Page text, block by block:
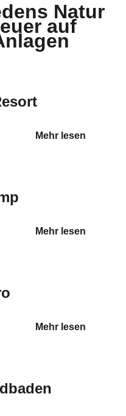
Natur
auf
Mehr lesen
Mehr lesen
Mehr lesen